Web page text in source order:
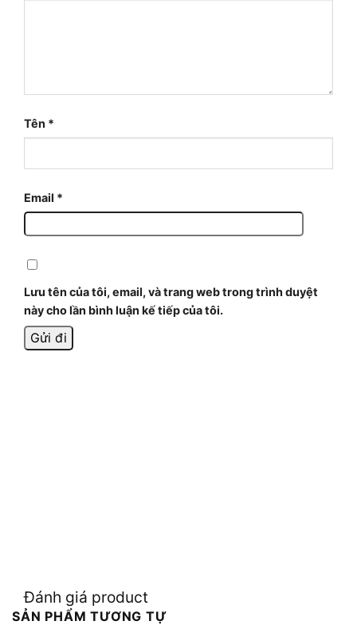
Tên *
Email *
Lưu tên của tôi, email, và trang web trong trình duyệt
này cho lần bình luận kế tiếp của tôi.
Đánh giá product
SẢN PHẨM TƯƠNG TỰ